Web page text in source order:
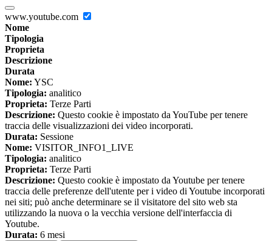
www.youtube.com
Nome
Tipologia
Proprieta
Descrizione
Durata
Nome: YSC
Tipologia: analitico
Proprieta: Terze Parti
Descrizione: Questo cookie è impostato da YouTube per tenere
traccia delle visualizzazioni dei video incorporati.
Durata: Sessione
Nome: VISITOR_INFO1_LIVE
Tipologia: analitico
Proprieta: Terze Parti
Descrizione: Questo cookie è impostato da Youtube per tenere
traccia delle preferenze dell'utente per i video di Youtube incorporati
nei siti; può anche determinare se il visitatore del sito web sta
utilizzando la nuova o la vecchia versione dell'interfaccia di
Youtube.
Durata: 6 mesi